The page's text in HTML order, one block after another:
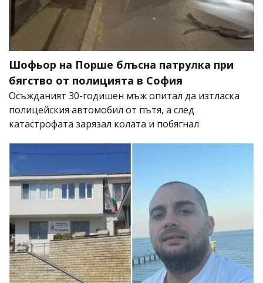
Шофьор на Порше блъсна патрулка при
бягство от полицията в София
Осъжданият 30-годишен мъж опитал да изтласка
полицейския автомобил от пътя, а след
катастрофата зарязал колата и побягнал